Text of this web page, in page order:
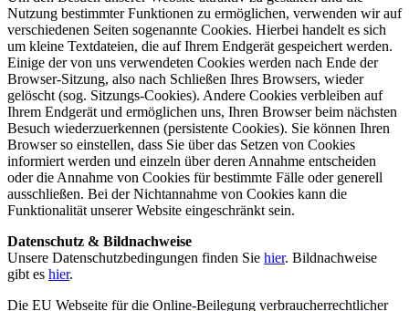
Nutzung bestimmter Funktionen zu ermöglichen, verwenden wir auf
verschiedenen Seiten sogenannte Cookies. Hierbei handelt es sich
um kleine Textdateien, die auf Ihrem Endgerät gespeichert werden.
Einige der von uns verwendeten Cookies werden nach Ende der
Browser-Sitzung, also nach Schließen Ihres Browsers, wieder
gelöscht (sog. Sitzungs-Cookies). Andere Cookies verbleiben auf
Ihrem Endgerät und ermöglichen uns, Ihren Browser beim nächsten
Besuch wiederzuerkennen (persistente Cookies). Sie können Ihren
Browser so einstellen, dass Sie über das Setzen von Cookies
informiert werden und einzeln über deren Annahme entscheiden
oder die Annahme von Cookies für bestimmte Fälle oder generell
ausschließen. Bei der Nichtannahme von Cookies kann die
Funktionalität unserer Website eingeschränkt sein.
Datenschutz & Bildnachweise
Unsere Datenschutzbedingungen finden Sie hier. Bildnachweise
gibt es hier.
Die EU Webseite für die Online-Beilegung verbraucherrechtlicher